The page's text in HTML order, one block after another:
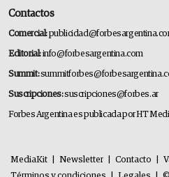
Contactos
Comercial:
Editorial:info@forbesargentina.com
Summit:
Suscripciones:suscripciones@forbes.ar
Forbes Argentina es publicada por HT
MediaKit Newsletter Contacto